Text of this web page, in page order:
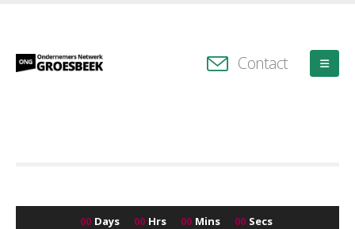
Contact
00 Days 00 Hrs 00 Mins 00 Secs